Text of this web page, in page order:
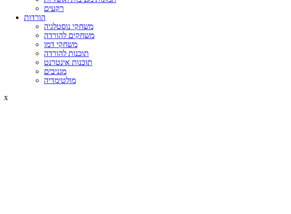
רקעים
הורדות
משחקי נוסטלגיה
משחקים להורדה
משחקי דמו
תוכנות להורדה
תוכנות אינטרנט
מגניבים
מולטימדיה
x